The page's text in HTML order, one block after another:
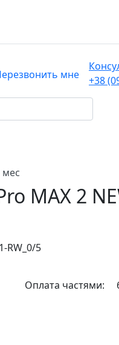
мне
+38
мес
MAX 2
RW_ 0/5
Оплата частями: